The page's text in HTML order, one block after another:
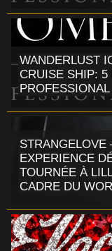
WANDERLUST
CRUISE SHIP: 5
STRANGELOVE
EXPERIENCE
TOURNÉE À
CADRE DU